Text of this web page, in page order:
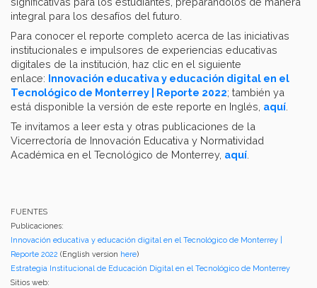
integral para los desafíos del futuro.
Para conocer el reporte completo acerca de las iniciativas
institucionales e impulsores de experiencias educativas
digitales de la institución, haz clic en el siguiente
enlace: Innovación educativa y educación digital en el
Tecnológico de Monterrey | Reporte 2022; también ya
está disponible la versión de este reporte en Inglés, aquí
Te invitamos a leer esta y otras publicaciones de la
Vicerrectoría de Innovación Educativa y Normatividad
Académica en el Tecnológico de Monterrey, aquí
FUENTES
Publicaciones:
Innovación educativa y educación digital en el Tecnológico de Monterrey |
Reporte 2022 (English version here)
Estrategia Institucional de Educación Digital en el Tecnológico de Monterrey
Sitios web: